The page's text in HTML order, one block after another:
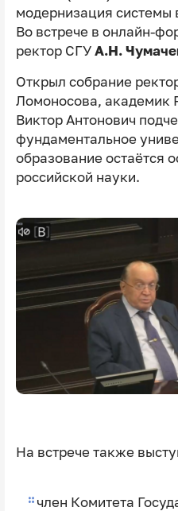
модернизация системы
Во встрече в онлайн-
ректор СГУ А.Н.
Открыл собрание
Ломоносова, академик
Виктор Антонович
фундаментальное
образование остаётся
российской науки.
На встрече также
член Комитета